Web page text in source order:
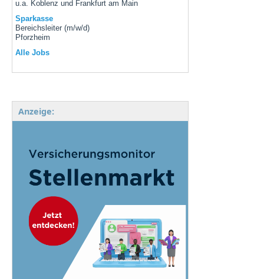
u.a. Koblenz und Frankfurt am Main
Sparkasse
Bereichsleiter (m/w/d)
Pforzheim
Alle Jobs
Anzeige: